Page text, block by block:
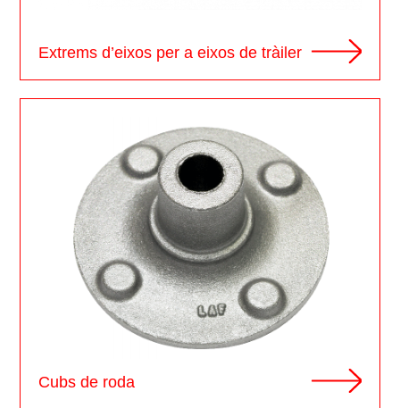
Extrems d’eixos per a eixos de tràiler
Cubs de roda